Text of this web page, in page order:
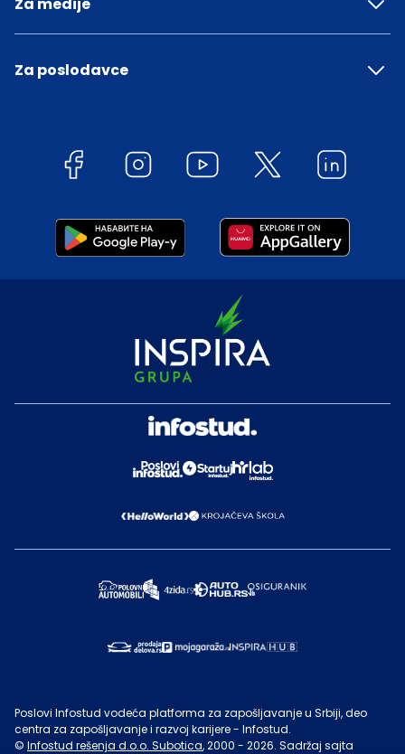
Za poslodavce
Poslovi Infostud vodeća platforma za zapošljavanje u Srbiji, deo
centra za zapošljavanje i razvoj karijere - Infostud.
© Infostud rešenja d.o.o. Subotica, 2000 - 2026. Sadržaj sajta